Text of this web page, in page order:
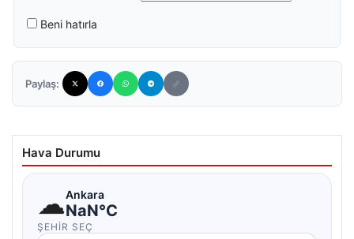
Beni hatırla
Paylaş:
Hava Durumu
☁Ankara
NaN°C
ŞEHIR SEÇ